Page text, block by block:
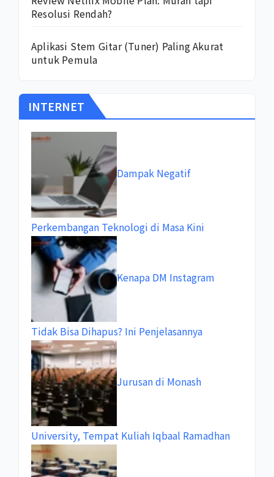
Resolusi Rendah?
Aplikasi Stem Gitar (Tuner) Paling Akurat
untuk Pemula
INTERNET
Dampak Negatif
Perkembangan Teknologi di Masa Kini
Kenapa DM Instagram
Tidak Bisa Dihapus? Ini Penjelasannya
Jurusan di Monash
University, Tempat Kuliah Iqbaal Ramadhan